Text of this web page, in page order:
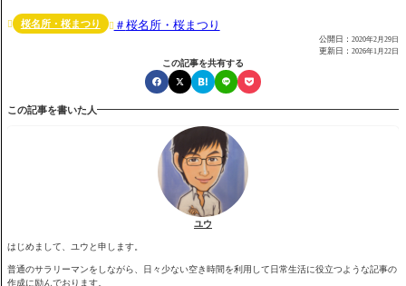
 桜名所・桜まつり  桜名所・桜まつり
公開日： 2020年2月29日
更新日： 2026年1月22日
この記事を共有する
この記事を書いた人
ユウ
はじめまして、ユウと申します。
普通のサラリーマンをしながら、日々少ない空き時間を利用して日常生活に役立つような記事の
作成に励んでおります。